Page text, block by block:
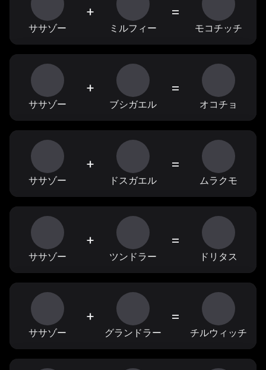
ササゾー
+
ミルフィー
=
モコチッチ
ササゾー
+
ブシガエル
=
オコチョ
ササゾー
+
ドスガエル
=
ムラクモ
ササゾー
+
ツンドラー
=
ドリタス
ササゾー
+
グランドラー
=
チルウィッチ